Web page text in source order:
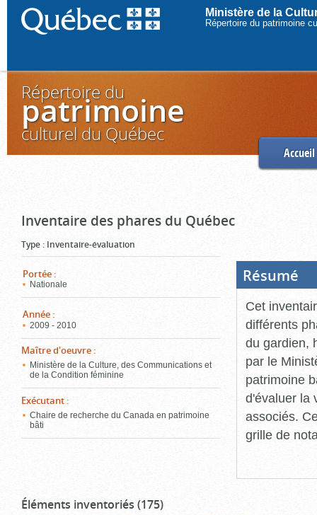
Ministère de la
Répertoire du patrimoine
Répertoire du
patrimoine
culturel du Québec
Accueil
Inventaire des phares du Québec
Type : Inventaire-évaluation
Portée :
Nationale
Année :
2009 - 2010
Maître d'oeuvre :
Ministère de la Culture, des Communications et
de la Condition féminine
Exécutant :
Chaire de recherche du Canada en patrimoine
bâti
Résumé
Cet
différents
du gardien,
par le
patrimoine
d'évaluer la
associés.
grille de
Éléments inventoriés (175)